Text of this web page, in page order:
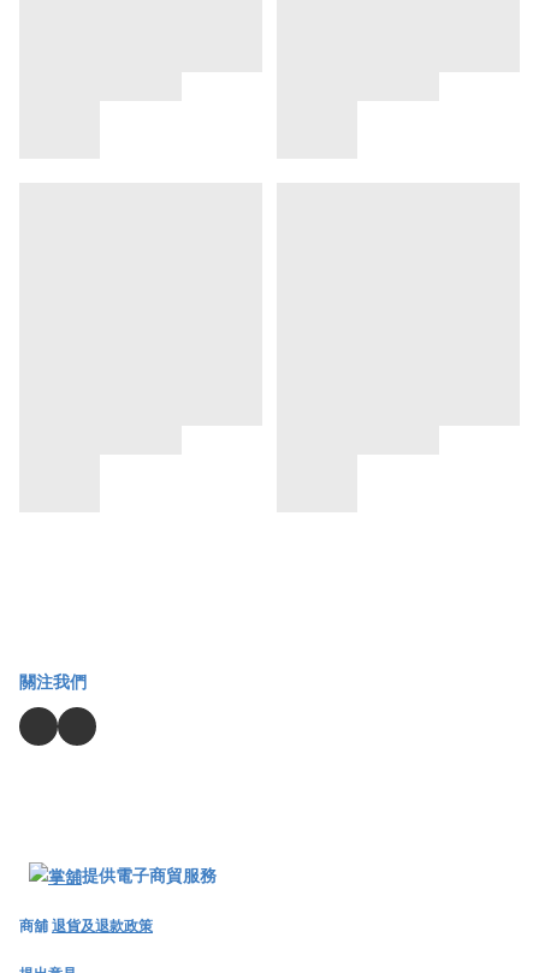
關注我們
提供電子商貿服務
商舖退貨及退款政策